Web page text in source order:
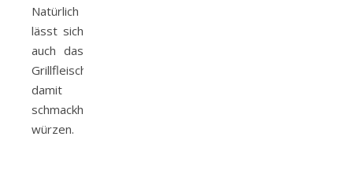
Natürlich
lässt sich
auch das
Grillfleisch
damit
schmackhaft
würzen.